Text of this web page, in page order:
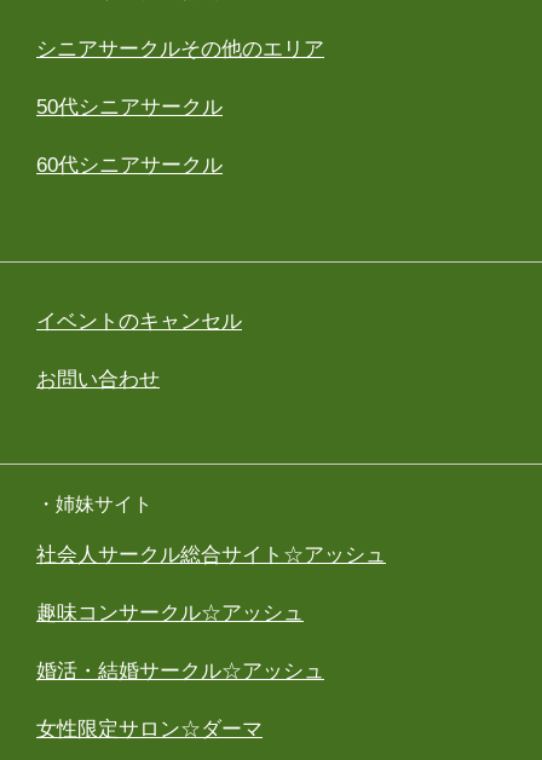
シニアサークルその他のエリア
50代シニアサークル
60代シニアサークル
イベントのキャンセル
お問い合わせ
・姉妹サイト
社会人サークル総合サイト☆アッシュ
趣味コンサークル☆アッシュ
婚活・結婚サークル☆アッシュ
女性限定サロン☆ダーマ